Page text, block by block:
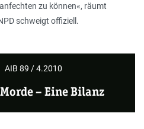
zu können«, räumt
schweigt offiziell.
AIB 89 / 4.2010
–Eine Bilanz